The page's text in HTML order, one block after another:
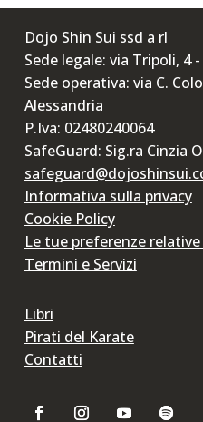
Dojo Shin Sui ssd a rl
Sede legale: via Tripoli, 4
Sede operativa: via C.
Alessandria
P.Iva: 02480240064
SafeGuard: Sig.ra Cinzia
Informativa sulla privacy
Cookie Policy
Le tue preferenze
Termini e Servizi
Libri
Pirati del Karate
Contatti